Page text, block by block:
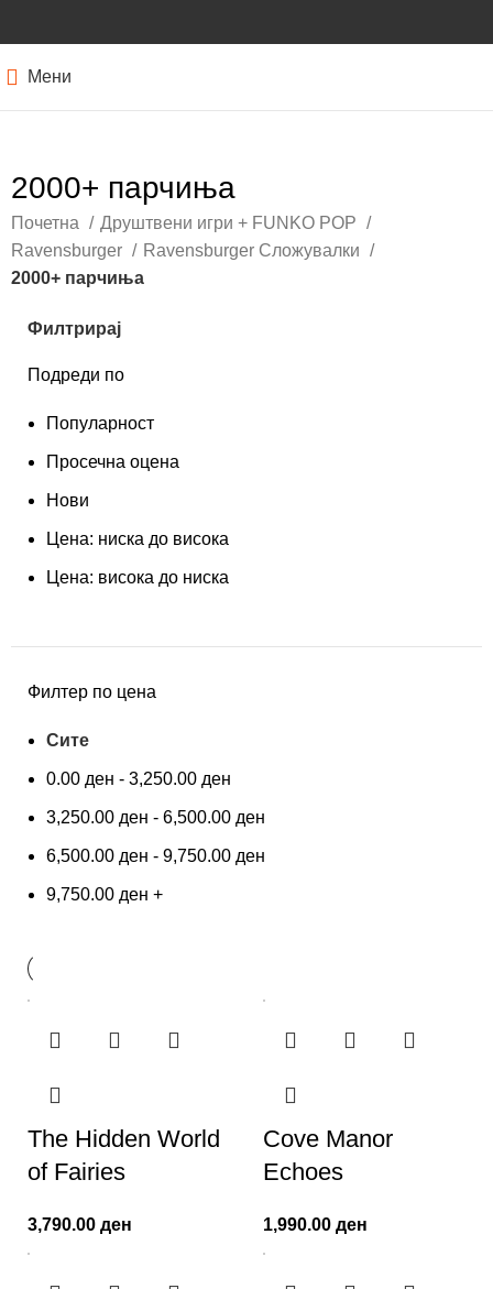
Мени
2000+ парчиња
Почетна
Друштвени игри + FUNKO POP
Ravensburger
Ravensburger Сложувалки
2000+ парчиња
Филтрирај
Подреди по
Популарност
Просечна оцена
Нови
Цена: ниска до висока
Цена: висока до ниска
Филтер по цена
Сите
0.00 ден - 3,250.00 ден
3,250.00 ден - 6,500.00 ден
6,500.00 ден - 9,750.00 ден
9,750.00 ден +
The Hidden World
of Fairies
3,790.00 ден
Cove Manor
Echoes
1,990.00 ден